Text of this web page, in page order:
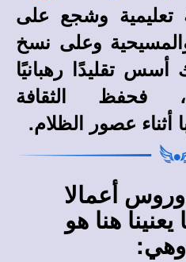
وشجع على
وعلى نسخ
تقليدًا رهبانيًا
فحفظ الثقافة
أثناء عصور الظلام.
أعمالا
هنا هو
وهي: